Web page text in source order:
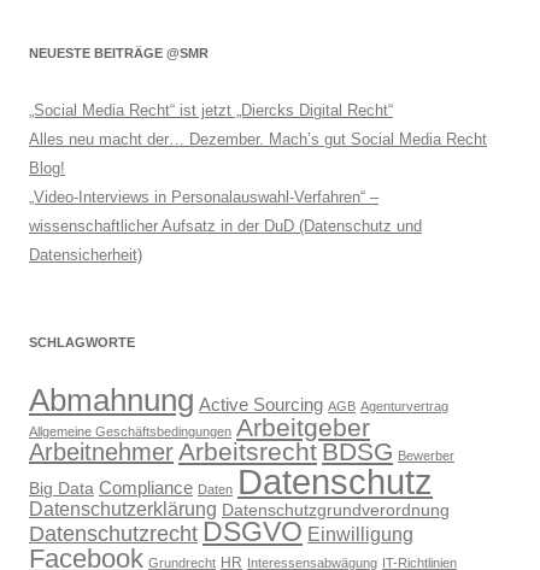
NEUESTE BEITRÄGE @SMR
„Social Media Recht“ ist jetzt „Diercks Digital Recht“
Alles neu macht der… Dezember. Mach’s gut Social Media Recht
Blog!
„Video-Interviews in Personalauswahl-Verfahren“ –
wissenschaftlicher Aufsatz in der DuD (Datenschutz und
Datensicherheit)
SCHLAGWORTE
Abmahnung Active Sourcing AGB Agenturvertrag
Allgemeine Geschäftsbedingungen Arbeitgeber
ArbeitnehmerArbeitsrecht BDSG Bewerber
Big Data Compliance Daten Datenschutz
Datenschutzerklärung Datenschutzgrundverordnung
Datenschutzrecht DSGVO Einwilligung
Facebook Grundrecht HR Interessensabwägung IT-Richtlinien